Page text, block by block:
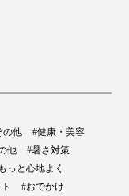
の他
#健康・美容
他
#暑さ対策
っと心地よく
#おでかけ